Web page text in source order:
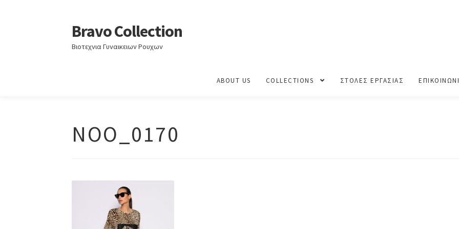
Skip
to
navigation
Skip
to
content
Bravo Collection
Βιοτεχνια Γυναικειων Ρουχων
ABOUT US COLLECTIONS ΣΤΟΛΕΣ ΕΡΓΑΣΙΑΣ
NOO_0170